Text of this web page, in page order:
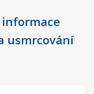
usmrcování